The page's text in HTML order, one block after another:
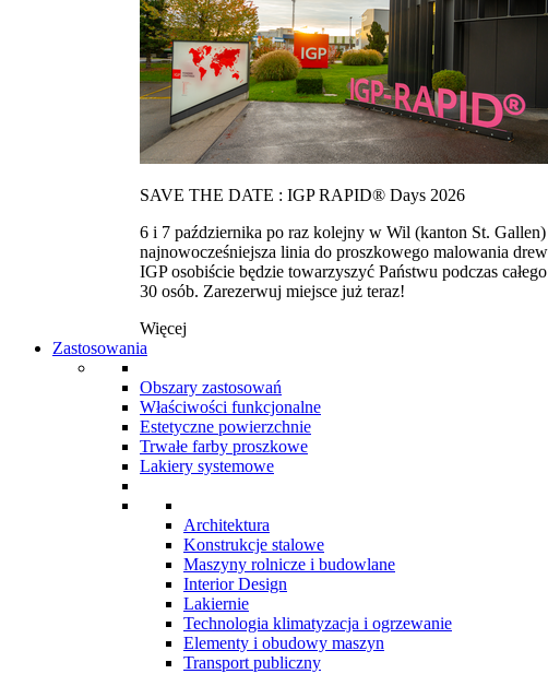
SAVE THE DATE : IGP RAPID® Days 2026
6 i 7 października po raz kolejny w Wil (kanton St.
najnowocześniejsza linia do proszkowego malowania
IGP osobiście będzie towarzyszyć Państwu podczas
30 osób. Zarezerwuj miejsce już teraz!
Więcej
Zastosowania
Obszary zastosowań
Właściwości funkcjonalne
Estetyczne powierzchnie
Trwałe farby proszkowe
Lakiery systemowe
Architektura
Konstrukcje stalowe
Maszyny rolnicze i budowlane
Interior Design
Lakiernie
Technologia klimatyzacja i ogrzewanie
Elementy i obudowy maszyn
Transport publiczny